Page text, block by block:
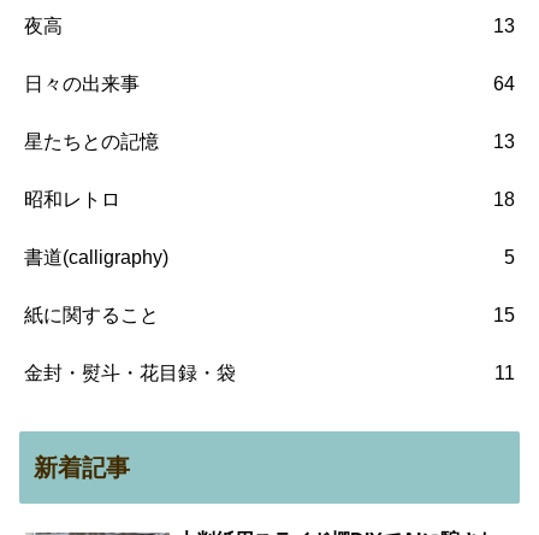
夜高 13
日々の出来事 64
星たちとの記憶 13
昭和レトロ 18
書道(calligraphy) 5
紙に関すること 15
金封・熨斗・花目録・袋 11
新着記事